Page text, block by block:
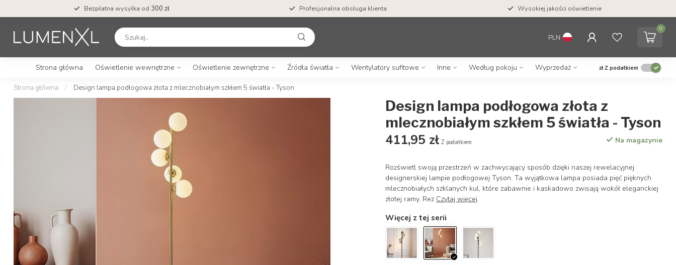
Bezpłatna wysyłka od 300 zł Profesjonalna obsługa klienta Wysokiej jakości oświetlenie
PLN
0
Strona główna Oświetlenie wewnętrzne Oświetlenie zewnętrzne Źródła światła Wentylatory sufitowe Inne Według pokoju Wyprzedaż złZ podatkiem
Strona główna / Design lampa podłogowa złota z mlecznobiałym szkłem 5 światła - Tyson
Design lampa podłogowa złota z
mlecznobiałym szkłem 5 światła - Tyson
411,95 zł Z podatkiem Na magazynie
Rozświetl swoją przestrzeń w zachwycający sposób dzięki naszej rewelacyjnej
designerskiej lampie podłogowej Tyson. Ta wyjątkowa lampa posiada pięć pięknych
mlecznobiałych szklanych kul, które zabawnie i kaskadowo zwisają wokół eleganckiej
złotej ramy. Rez Czytaj więcej.
Więcej z tej serii